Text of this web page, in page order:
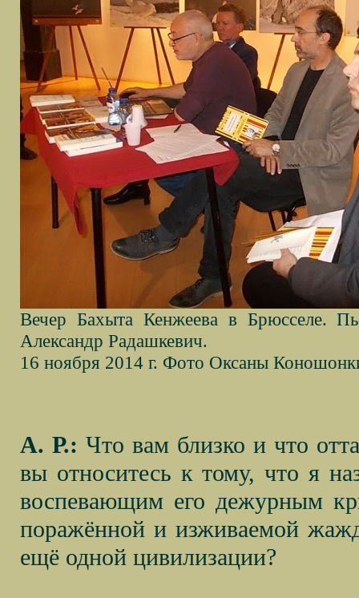
Вечер Бахыта Кенжеева в Брюсселе.
Александр Радашкевич.
16 ноября 2014 г. Фото Оксаны
А. Р.: Что вам близко и что
вы относитесь к тому, что я
воспевающим его дежурным
поражённой и изживаемой
ещё одной цивилизации?